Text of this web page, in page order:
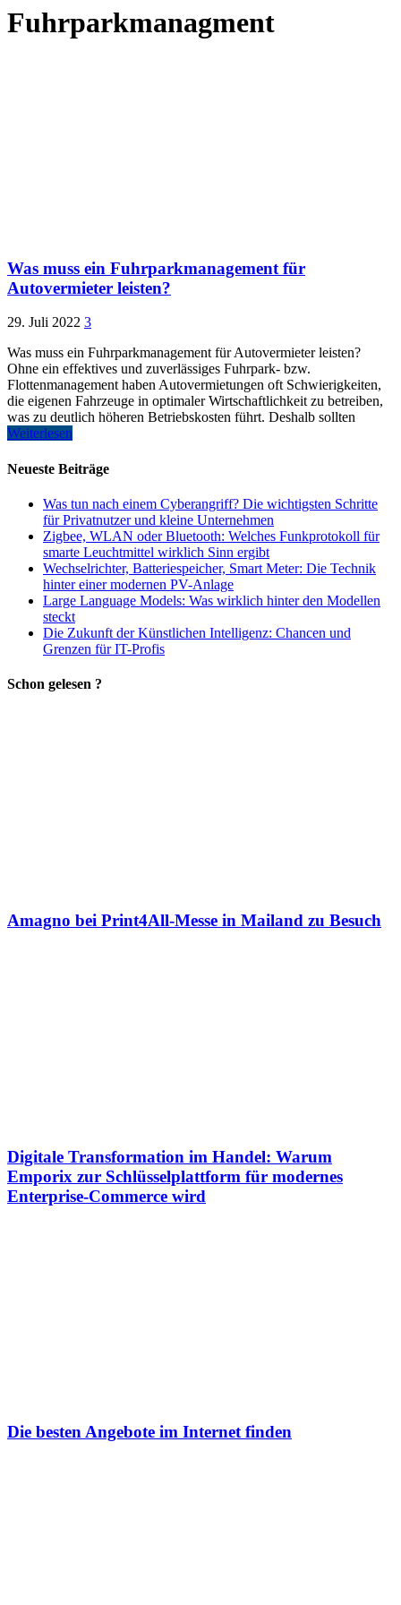
Fuhrparkmanagment
Was muss ein Fuhrparkmanagement für
Autovermieter leisten?
29. Juli 2022 3
Was muss ein Fuhrparkmanagement für Autovermieter leisten?
Ohne ein effektives und zuverlässiges Fuhrpark- bzw.
Flottenmanagement haben Autovermietungen oft Schwierigkeiten,
die eigenen Fahrzeuge in optimaler Wirtschaftlichkeit zu betreiben,
was zu deutlich höheren Betriebskosten führt. Deshalb sollten
Weiterlesen
Neueste Beiträge
Was tun nach einem Cyberangriff? Die wichtigsten Schritte
für Privatnutzer und kleine Unternehmen
Zigbee, WLAN oder Bluetooth: Welches Funkprotokoll für
smarte Leuchtmittel wirklich Sinn ergibt
Wechselrichter, Batteriespeicher, Smart Meter: Die Technik
hinter einer modernen PV-Anlage
Large Language Models: Was wirklich hinter den Modellen
steckt
Die Zukunft der Künstlichen Intelligenz: Chancen und
Grenzen für IT-Profis
Schon gelesen ?
Amagno bei Print4All-Messe in Mailand zu Besuch
Digitale Transformation im Handel: Warum
Emporix zur Schlüsselplattform für modernes
Enterprise-Commerce wird
Die besten Angebote im Internet finden